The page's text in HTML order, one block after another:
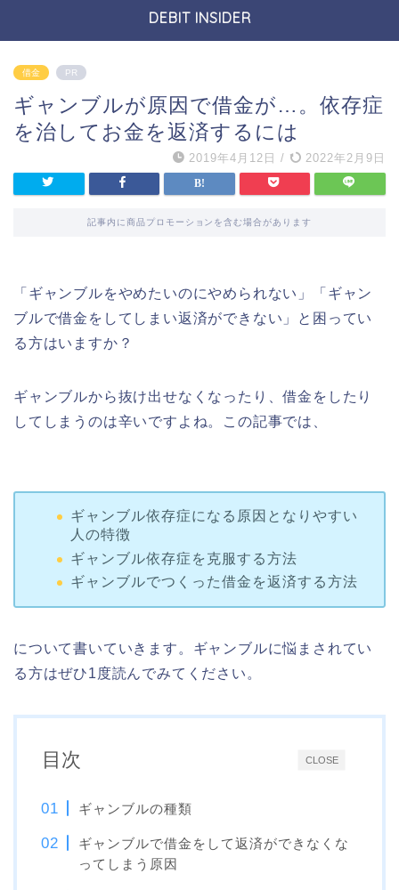
DEBIT INSIDER
借金 PR
ギャンブルが原因で借金が…。依存症
を治してお金を返済するには
2019年4月12日 / 2022年2月9日
記事内に商品プロモーションを含む場合があります
「ギャンブルをやめたいのにやめられない」「ギャン
ブルで借金をしてしまい返済ができない」と困ってい
る方はいますか？
ギャンブルから抜け出せなくなったり、借金をしたり
してしまうのは辛いですよね。この記事では、
ギャンブル依存症になる原因となりやすい
人の特徴
ギャンブル依存症を克服する方法
ギャンブルでつくった借金を返済する方法
について書いていきます。ギャンブルに悩まされてい
る方はぜひ1度読んでみてください。
CLOSE
目次
ギャンブルの種類
ギャンブルで借金をして返済ができなくな
ってしまう原因